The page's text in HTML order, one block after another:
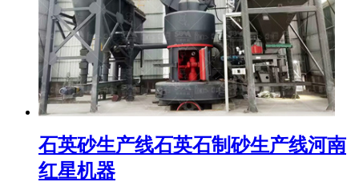
石英砂生产线石英石制砂生产线河南
红星机器